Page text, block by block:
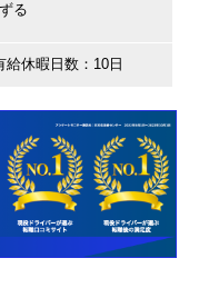
る
休暇日数：10日